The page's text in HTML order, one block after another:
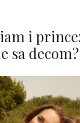
i
sa decom?